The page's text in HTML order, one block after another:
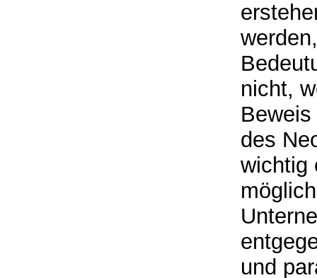
nicht,
des
wichtig
und